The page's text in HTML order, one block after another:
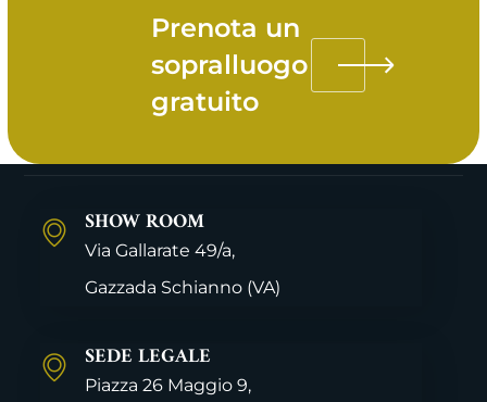
Prenota un
sopralluogo
gratuito
SHOW ROOM
Via Gallarate 49/a,
Gazzada Schianno (VA)
SEDE LEGALE
Piazza 26 Maggio 9,